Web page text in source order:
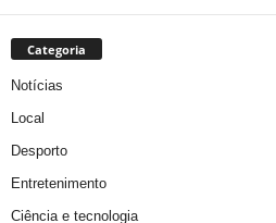
Categoria
Notícias
Local
Desporto
Entretenimento
Ciência e tecnologia